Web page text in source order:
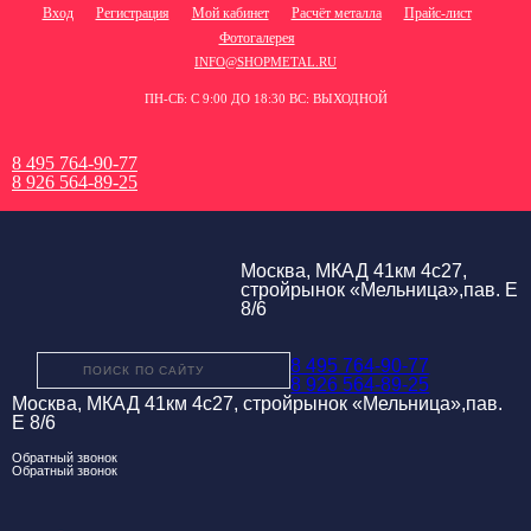
Вход Регистрация Мой кабинет Расчёт металла
Прайс-лист
Фотогалерея
INFO@SHOPMETAL.RU
ПН-СБ: С 9:00 ДО 18:30 ВС: ВЫХОДНОЙ
8 495 764-90-77
8 926 564-89-25
Москва, МКАД 41км 4с27,
стройрынок «Мельница»,пав. Е
8/6
8 495 764-90-77
8 926 564-89-25
Москва, МКАД 41км 4с27, стройрынок «Мельница»,пав.
Е 8/6
Обратный звонок
Обратный звонок